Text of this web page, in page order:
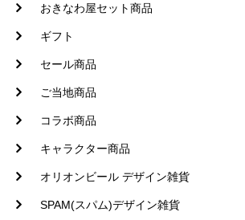
おきなわ屋セット商品
ギフト
セール商品
ご当地商品
コラボ商品
キャラクター商品
オリオンビール デザイン雑貨
SPAM(スパム)デザイン雑貨